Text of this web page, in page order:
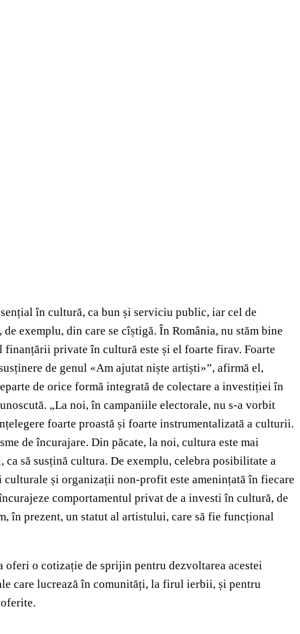
în cultură, ca bun și serviciu public, iar cel de
exemplu, din care se cîștigă. În România, nu stăm bine
private în cultură este și el foarte firav. Foarte
de genul «Am ajutat niște artiști»”, afirmă el,
de orice formă integrată de colectare a investiției în
„La noi, în campaniile electorale, nu s-a vorbit
foarte proastă și foarte instrumentalizată a culturii.
de încurajare. Din păcate, la noi, cultura este mai
să susțină cultura. De exemplu, celebra posibilitate a
și organizații non-profit este amenințată în fiecare
comportamentul privat de a investi în cultură, de
în prezent, un statut al artistului, care să fie funcțional
oferi o cotizație de sprijin pentru dezvoltarea acestei
care lucrează în comunități, la firul ierbii, și pentru